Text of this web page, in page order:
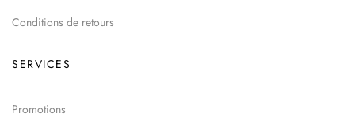
Conditions de retours
SERVICES
Promotions